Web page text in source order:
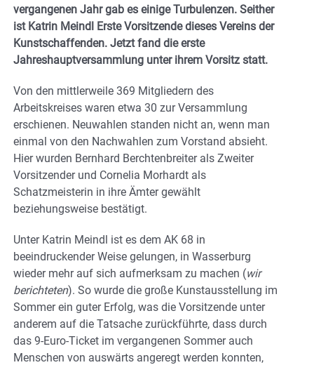
vergangenen Jahr gab es einige Turbulenzen. Seither
ist Katrin Meindl Erste Vorsitzende dieses Vereins der
Kunstschaffenden. Jetzt fand die erste
Jahreshauptversammlung unter ihrem Vorsitz statt.
Von den mittlerweile 369 Mitgliedern des
Arbeitskreises waren etwa 30 zur Versammlung
erschienen. Neuwahlen standen nicht an, wenn man
einmal von den Nachwahlen zum Vorstand absieht.
Hier wurden Bernhard Berchtenbreiter als Zweiter
Vorsitzender und Cornelia Morhardt als
Schatzmeisterin in ihre Ämter gewählt
beziehungsweise bestätigt.
Unter Katrin Meindl ist es dem AK 68 in
beeindruckender Weise gelungen, in Wasserburg
wieder mehr auf sich aufmerksam zu machen (wir
berichteten). So wurde die große Kunstausstellung im
Sommer ein guter Erfolg, was die Vorsitzende unter
anderem auf die Tatsache zurückführte, dass durch
das 9-Euro-Ticket im vergangenen Sommer auch
Menschen von auswärts angeregt werden konnten,